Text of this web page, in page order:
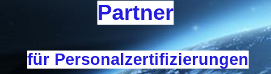
Partner
für Personalzertifizierungen